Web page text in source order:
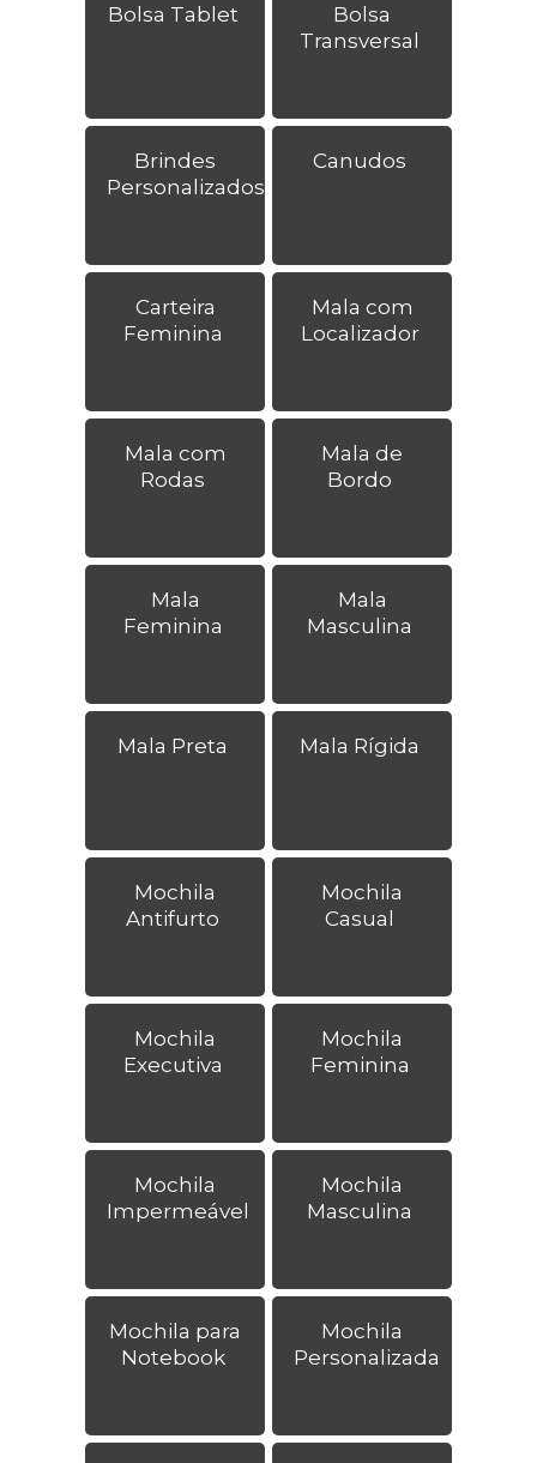
Bolsa Tablet
Bolsa
Transversal
Brindes
Personalizados
Canudos
Carteira
Feminina
Mala com
Localizador
Mala com
Rodas
Mala de
Bordo
Mala
Feminina
Mala
Masculina
Mala Preta Mala Rígida
Mochila
Antifurto
Mochila
Casual
Mochila
Executiva
Mochila
Feminina
Mochila
Impermeável
Mochila
Masculina
Mochila para
Notebook
Mochila
Personalizada